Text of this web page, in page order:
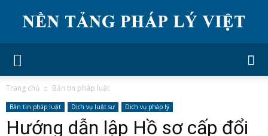
Trang chủ Bản tin pháp luật
Bản tin pháp luật Dịch vụ luật sư Dich vụ pháp lý
Hướng dẫn lập Hồ sơ cấp đổi